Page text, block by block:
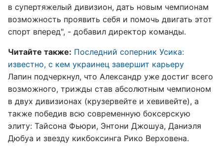
в супертяжелый дивизион, дать новым чемпионам
возможность проявить себя и помочь двигать этот
спорт вперед", - добавил директор команды.
Читайте также: Последний соперник Усика:
известно, с кем украинец завершит карьеру
Лапин подчеркнул, что Александр уже достиг всего
возможного, трижды став абсолютным чемпионом
в двух дивизионах (крузервейте и хевивейте), а
также победив всю современную боксерскую
элиту: Тайсона Фьюри, Энтони Джошуа, Даниэля
Дюбуа и звезду кикбоксинга Рико Верховена.